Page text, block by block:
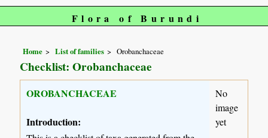
Flora of Burundi
Home List of families Orobanchaceae
Checklist: Orobanchaceae
OROBANCHACEAE
Introduction:
No
image
yet